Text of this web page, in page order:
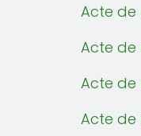
Acte de
Acte de
Acte de
Acte de